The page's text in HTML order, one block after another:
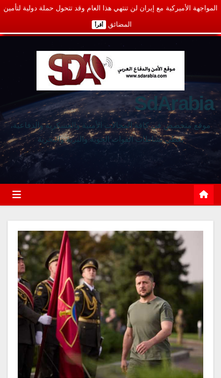
المواجهة الأميركية مع إيران لن تنتهي هذا العام وقد تتحول حملة دولية لتأمين
المضائق أقرأ
SdArabia
موقع متخصص في كافة المجالات الأمنية والعسكرية والدفاعية،
يغطي نشاطات القوات الجوية والبرية والبحرية